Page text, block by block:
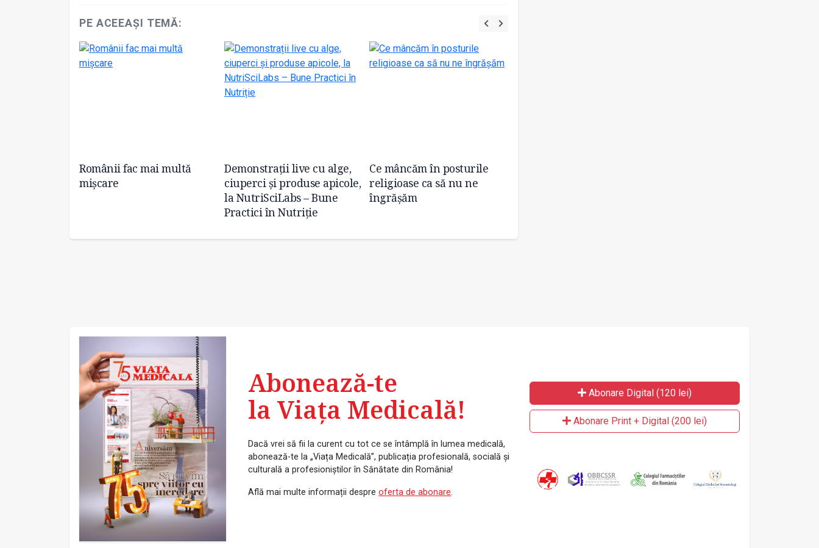
PE ACEEAȘI TEMĂ:
Românii fac mai multă
mișcare
Demonstrații live cu alge,
ciuperci și produse apicole,
la NutriSciLabs – Bune
Practici în Nutriție
Ce mâncăm în posturile
religioase ca să nu ne
îngrășăm
Abonează-te
la Viața Medicală!
Dacă vrei să fii la curent cu tot ce se întâmplă în lumea medicală,
abonează-te la „Viața Medicală”, publicația profesională, socială și
culturală a profesioniștilor în Sănătate din România!
Află mai multe informații despre oferta de abonare.
Abonare Digital (120 lei)
Abonare Print + Digital (200 lei)